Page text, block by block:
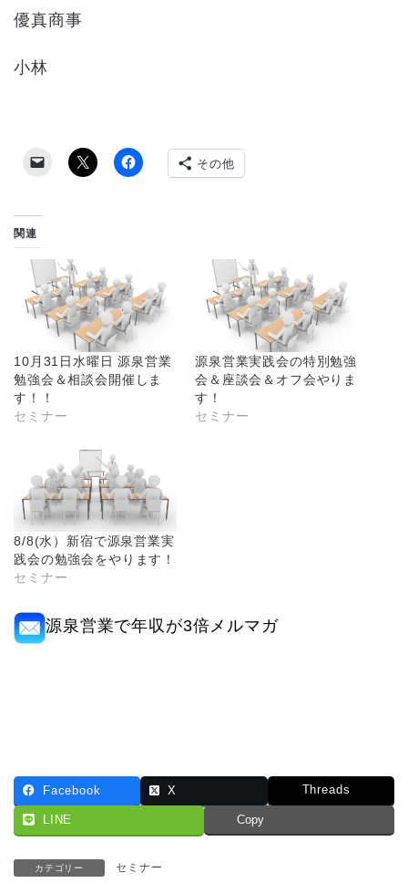
優真商事
小林
その他
関連
10月31日水曜日 源泉営業
勉強会＆相談会開催しま
す！！
セミナー
源泉営業実践会の特別勉強
会＆座談会＆オフ会やりま
す！
セミナー
8/8(水）新宿で源泉営業実
践会の勉強会をやります！
セミナー
源泉営業で年収が3倍メルマガ
Facebook X Threads
LINE Copy
カテゴリー セミナー